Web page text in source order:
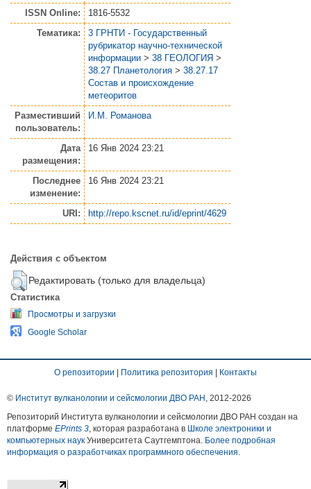
ISSN Online:
1816-5532
Тематика:
3 ГРНТИ - Государственный
рубрикатор научно-технической
информации > 38 ГЕОЛОГИЯ >
38.27 Планетология > 38.27.17
Состав и происхождение
метеоритов
Разместивший
пользователь:
И.М. Романова
Дата
размещения:
16 Янв 2024 23:21
Последнее
изменение:
16 Янв 2024 23:21
URI: http://repo.kscnet.ru/id/eprint/4629
Действия с объектом
Редактировать (только для владельца)
Статистика
Просмотры и загрузки
Google Scholar
О репозитории | Политика репозитория | Контакты
© Институт вулканологии и сейсмологии ДВО РАН , 2012-2026
Репозиторий Института вулканологии и сейсмологии ДВО РАН создан на
платформе EPrints 3 , которая разработана в Школе электроники и
компьютерных наук Университета Саутгемптона. Более подробная
информация о разработчиках программного обеспечения